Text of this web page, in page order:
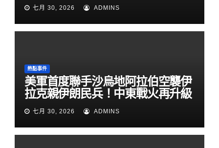
七月 30, 2026 ADMINS
熱點事件
美軍首度聯手沙烏地阿拉伯空襲伊
拉克親伊朗民兵！中東戰火再升級
七月 30, 2026 ADMINS